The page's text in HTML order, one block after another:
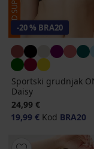
-20 % BRA20
Sportski grudnjak
Daisy
24,99 €
19,99 € Kod BRA20